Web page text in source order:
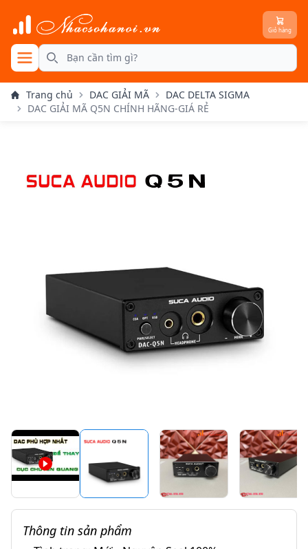
Search
Giỏ hàng
menu
Trang chủ DAC GIẢI MÃ
DAC DELTA SIGMA
DAC GIẢI MÃ Q5N CHÍNH HÃNG-GIÁ RẺ
Thông tin sản phẩm